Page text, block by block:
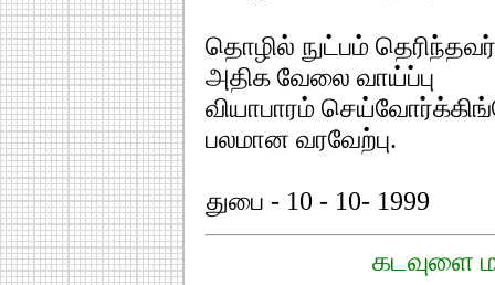
தொழில் நுட்பம்
அதிக வேலை வாய்ப்பு
வியாபாரம்
பலமான வரவேற்பு.
துபை - 10 - 10- 1999
கடவுளை